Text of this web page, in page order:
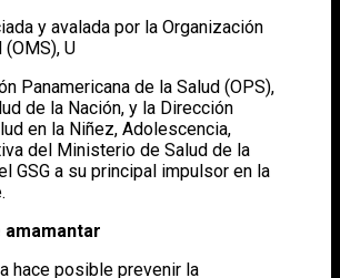
y avalada por la Organización
U
Panamericana de la Salud (OPS),
de la Nación, y la Dirección
en la Niñez, Adolescencia,
del Ministerio de Salud de la
GSG a su principal impulsor en la
amamantar
hace posible prevenir la